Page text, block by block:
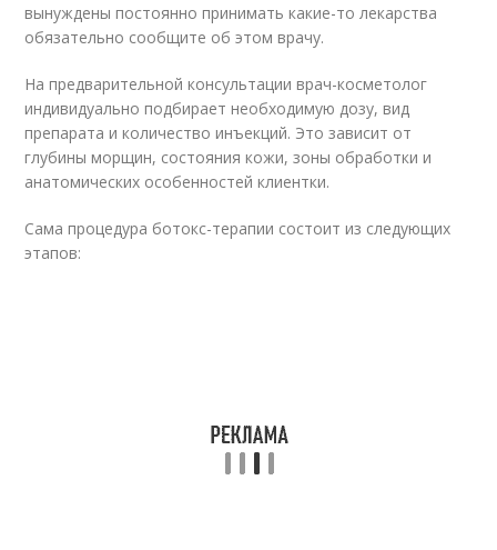
вынуждены постоянно принимать какие-то лекарства
обязательно сообщите об этом врачу.
На предварительной консультации врач-косметолог
индивидуально подбирает необходимую дозу, вид
препарата и количество инъекций. Это зависит от
глубины морщин, состояния кожи, зоны обработки и
анатомических особенностей клиентки.
Сама процедура ботокс-терапии состоит из следующих
этапов: